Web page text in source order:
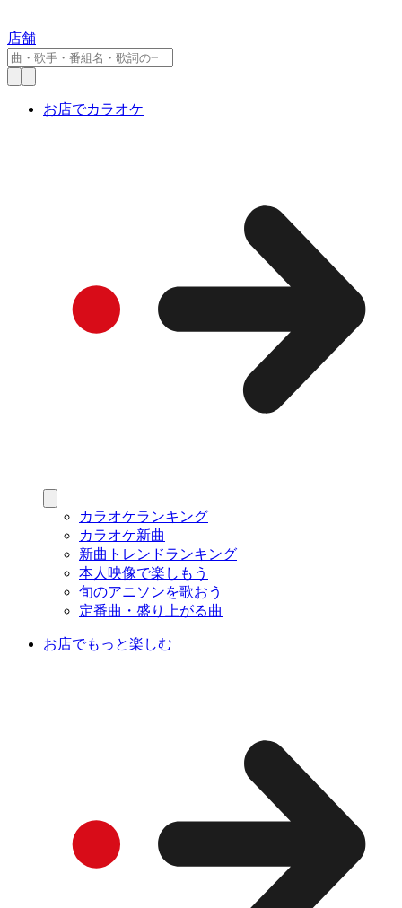
店舗
お店でカラオケ
カラオケランキング
カラオケ新曲
新曲トレンドランキング
本人映像で楽しもう
旬のアニソンを歌おう
定番曲・盛り上がる曲
お店でもっと楽しむ